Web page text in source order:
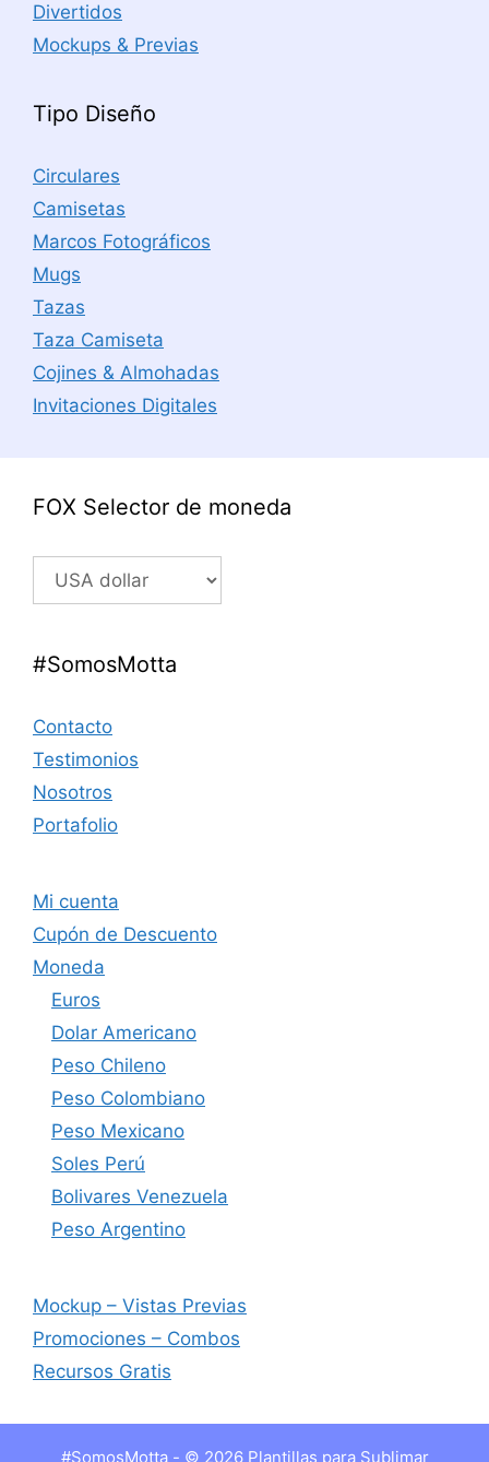
Divertidos
Mockups & Previas
Tipo Diseño
Circulares
Camisetas
Marcos Fotográficos
Mugs
Tazas
Taza Camiseta
Cojines & Almohadas
Invitaciones Digitales
FOX Selector de moneda
#SomosMotta
Contacto
Testimonios
Nosotros
Portafolio
Mi cuenta
Cupón de Descuento
Moneda
Euros
Dolar Americano
Peso Chileno
Peso Colombiano
Peso Mexicano
Soles Perú
Bolivares Venezuela
Peso Argentino
Mockup – Vistas Previas
Promociones – Combos
Recursos Gratis
#SomosMotta - © 2026 Plantillas para Sublimar